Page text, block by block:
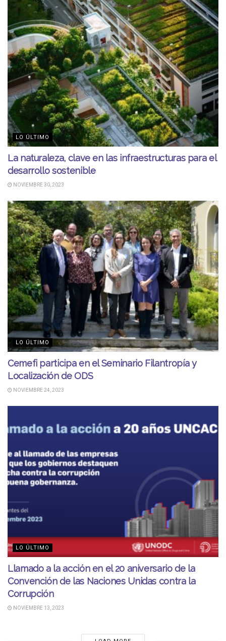
LO ÚLTIMO
La naturaleza, clave en las infraestructuras para el
desarrollo sostenible
NOVIEMBRE 30, 2023
LO ÚLTIMO
Cemefi participa en el Seminario Filantropía y
Localización de ODS
NOVIEMBRE 24, 2023
LO ÚLTIMO
Llamado a la acción en el 20 aniversario de la
Convención de las Naciones Unidas contra la
Corrupción
NOVIEMBRE 13, 2023